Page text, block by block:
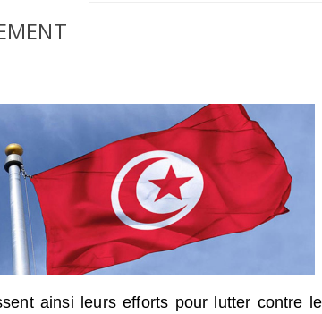
ainsi leurs efforts pour lutter contre le